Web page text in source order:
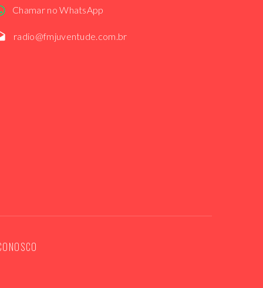
Chamar no WhatsApp
radio@fmjuventude.com.br